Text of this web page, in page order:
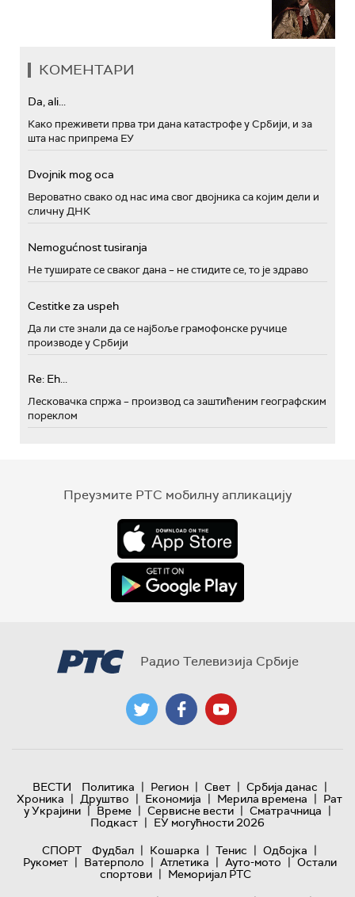
КОМЕНТАРИ
Da, ali...
Како преживети прва три дана катастрофе у Србији, и за
шта нас припрема ЕУ
Dvojnik mog oca
Вероватно свако од нас има свог двојника са којим дели и
сличну ДНК
Nemogućnost tusiranja
Не туширате се сваког дана – не стидите се, то је здраво
Cestitke za uspeh
Да ли сте знали да се најбоље грамофонске ручице
производе у Србији
Re: Eh...
Лесковачка спржа – производ са заштићеним географским
пореклом
Преузмите РТС мобилну апликацију
Радио Телевизија Србије
ВЕСТИ Политика | Регион | Свет | Србија данас |
Хроника | Друштво | Економија | Мерила времена | Рат
у Украјини | Време | Сервисне вести | Сматрачница |
Подкаст | ЕУ могућности 2026
СПОРТ
Фудбал | Кошарка | Тенис | Одбојка |
Рукомет | Ватерполо | Атлетика | Ауто-мото | Остали
спортови | Меморијал РТС